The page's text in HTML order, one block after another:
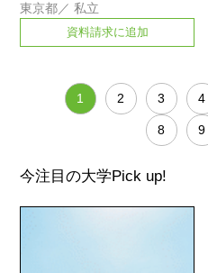
東京都／私立
資料請求に追加
1 2 3 4
8 9
今注目の大学 Pick up!